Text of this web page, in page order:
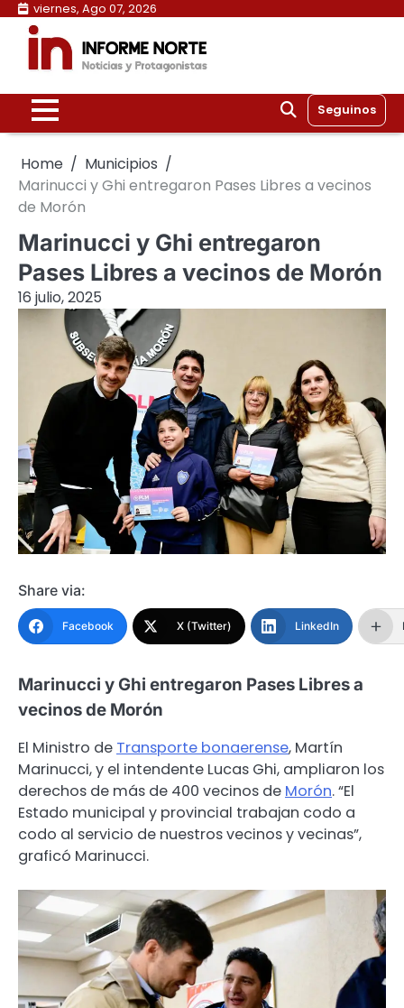
Skip
content
viernes, Ago 07, 2026
Seguinos
Home
Municipios
Marinucci y Ghi entregaron Pases Libres a vecinos
de Morón
Marinucci y Ghi entregaron
Pases Libres a vecinos de Morón
16 julio, 2025
Share via:
Facebook X (Twitter) LinkedIn
Marinucci y Ghi entregaron Pases Libres a
vecinos de Morón
El Ministro de Transporte bonaerense, Martín
Marinucci, y el intendente Lucas Ghi, ampliaron los
derechos de más de 400 vecinos de Morón. “El
Estado municipal y provincial trabajan codo a
codo al servicio de nuestros vecinos y vecinas”,
graficó Marinucci.